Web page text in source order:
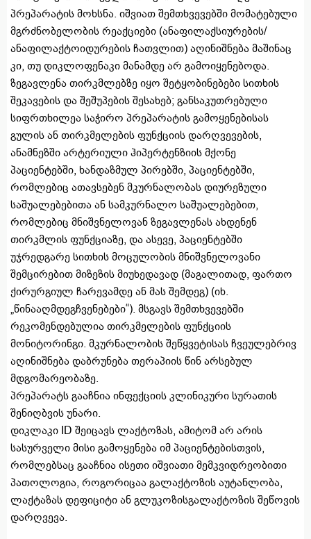
პრეპარატის მოხსნა. იშვიათ შემთხვევებში მომატებული
მგრძნობელობის რეაქციები (ანაფილაქსიურების/
ანაფილაქტოიდურების ჩათვლით) აღინიშნება მაშინაც
კი, თუ დიკლოფენაკი მანამდე არ გამოიყენებოდა.
ზეგავლენა თირკმლებზე იყო შეტყობინებები სითხის
შეკავების და შეშუპების შესახებ; განსაკუთრებული
სიფრთხილეა საჭირო პრეპარატის გამოყენებისას
გულის ან თირკმელების ფუნქციის დარღვევების,
ანამნეზში არტერიული ჰიპერტენზიის მქონე
პაციენტებში, ხანდაზმულ პირებში, პაციენტებში,
რომლებიც ათავსებენ მკურნალობას დიურეზული
საშუალებებითა ან სამკურნალო საშუალებებით,
რომლებიც მნიშვნელოვან ზეგავლენას ახდენენ
თირკმლის ფუნქციაზე, და ასევე, პაციენტებში
უჯრედგარე სითხის მოცულობის მნიშვნელოვანი
შემცირებით მიზეზის მიუხედავად (მაგალითად, ფართო
ქირურგიულ ჩარევამდე ან მას შემდეგ) (იხ.
„წინააღმდეგჩვენებები“). მსგავს შემთხვევებში
რეკომენდებულია თირკმელების ფუნქციის
მონიტორინგი. მკურნალობის შეწყვეტისას ჩვეულებრივ
აღინიშნება დაბრუნება თერაპიის წინ არსებულ
მდგომარეობაზე.
პრეპარატს გააჩნია ინფექციის კლინიკური სურათის
შენიღბვის უნარი.
დიკლაკი ID შეიცავს ლაქტოზას, ამიტომ არ არის
სასურველი მისი გამოყენება იმ პაციენტებისთვის,
რომლებსაც გააჩნია ისეთი იშვიათი მემკვიდრეობითი
პათოლოგია, როგორიცაა გალაქტოზის აუტანლობა,
ლაქტაზას დეფიციტი ან გლუკოზისგალაქტოზის შეწოვის
დარღვევა.